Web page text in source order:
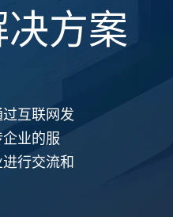
方案
互联网发
业的服
行交流和